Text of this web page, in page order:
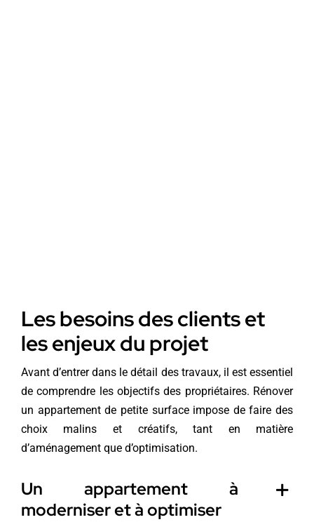
Les besoins des clients et
les enjeux du projet
Avant d’entrer dans le détail des travaux, il est essentiel
de comprendre les objectifs des propriétaires. Rénover
un appartement de petite surface impose de faire des
choix malins et créatifs, tant en matière
d’aménagement que d’optimisation.
Un appartement à
moderniser et à optimiser